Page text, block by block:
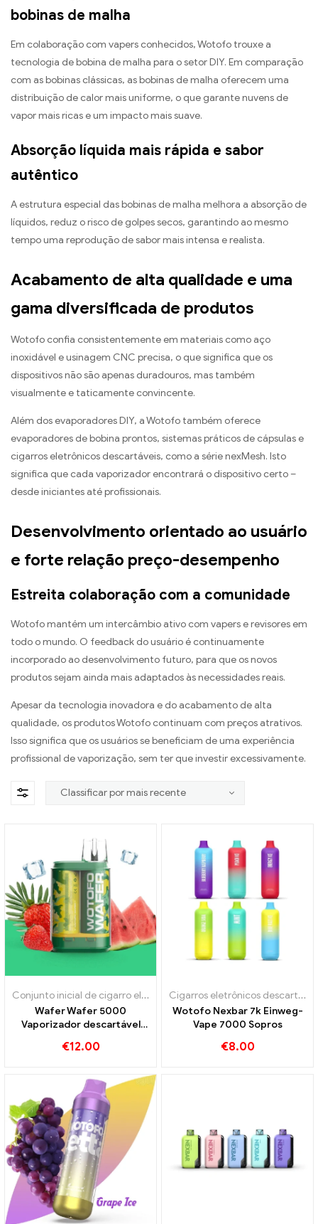
bobinas de malha
Em colaboração com vapers conhecidos, Wotofo trouxe a
tecnologia de bobina de malha para o setor DIY. Em comparação
com as bobinas clássicas, as bobinas de malha oferecem uma
distribuição de calor mais uniforme, o que garante nuvens de
vapor mais ricas e um impacto mais suave.
Absorção líquida mais rápida e sabor
autêntico
A estrutura especial das bobinas de malha melhora a absorção de
líquidos, reduz o risco de golpes secos, garantindo ao mesmo
tempo uma reprodução de sabor mais intensa e realista.
Acabamento de alta qualidade e uma
gama diversificada de produtos
Wotofo confia consistentemente em materiais como aço
inoxidável e usinagem CNC precisa, o que significa que os
dispositivos não são apenas duradouros, mas também
visualmente e taticamente convincente.
Além dos evaporadores DIY, a Wotofo também oferece
evaporadores de bobina prontos, sistemas práticos de cápsulas e
cigarros eletrônicos descartáveis, como a série nexMesh. Isto
significa que cada vaporizador encontrará o dispositivo certo –
desde iniciantes até profissionais.
Desenvolvimento orientado ao usuário
e forte relação preço-desempenho
Estreita colaboração com a comunidade
Wotofo mantém um intercâmbio ativo com vapers e revisores em
todo o mundo. O feedback do usuário é continuamente
incorporado ao desenvolvimento futuro, para que os novos
produtos sejam ainda mais adaptados às necessidades reais.
Apesar da tecnologia inovadora e do acabamento de alta
qualidade, os produtos Wotofo continuam com preços atrativos.
Isso significa que os usuários se beneficiam de uma experiência
profissional de vaporização, sem ter que investir excessivamente.
Conjunto inicial de cigarro eletrônico ,Cigarros eletrônicos
Wafer Wafer 5000
Vaporizador descartável
€12.00
Cigarros eletrônicos descartáveis
Wotofo Nexbar 7k Einweg-
Vape 7000 Sopros
€8.00